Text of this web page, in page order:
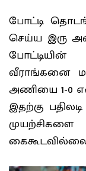
போட்டி
செய்ய இரு
போட்டியின்
வீராங்கனை
அணியை 1-0
இதற்கு